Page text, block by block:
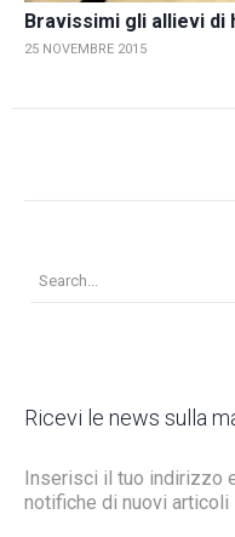
Bravissimi gli allievi di
25 NOVEMBRE 2015
Ricevi le news sulla
Inserisci il tuo indirizzo
notifiche di nuovi articoli